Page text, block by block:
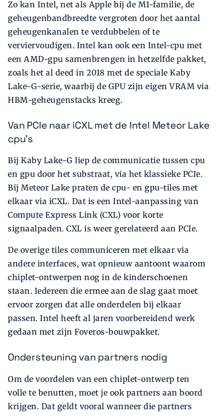
Zo kan Intel, net als Apple bij de M1-familie, de
geheugenbandbreedte vergroten door het aantal
geheugenkanalen te verdubbelen of te
verviervoudigen. Intel kan ook een Intel-cpu met
een AMD-gpu samenbrengen in hetzelfde pakket,
zoals het al deed in 2018 met de speciale Kaby
Lake-G-serie, waarbij de GPU zijn eigen VRAM via
HBM-geheugenstacks kreeg.
Van PCIe naar iCXL met de Intel Meteor Lake
cpu's
Bij Kaby Lake-G liep de communicatie tussen cpu
en gpu door het substraat, via het klassieke PCIe.
Bij Meteor Lake praten de cpu- en gpu-tiles met
elkaar via iCXL. Dat is een Intel-aanpassing van
Compute Express Link (CXL) voor korte
signaalpaden. CXL is weer gerelateerd aan PCIe.
De overige tiles communiceren met elkaar via
andere interfaces, wat opnieuw aantoont waarom
chiplet-ontwerpen nog in de kinderschoenen
staan. Iedereen die ermee aan de slag gaat moet
ervoor zorgen dat alle onderdelen bij elkaar
passen. Intel heeft al jaren voorbereidend werk
gedaan met zijn Foveros-bouwpakket.
Ondersteuning van partners nodig
Om de voordelen van een chiplet-ontwerp ten
volle te benutten, moet je ook partners aan boord
krijgen. Dat geldt vooral wanneer die partners